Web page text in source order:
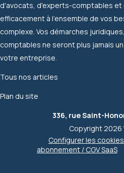
d'avocats, d'experts-comptables
efficacement à l'ensemble de vos
complexe. Vos démarches
comptables ne seront plus jamais
votre entreprise.
Tous nos articles
Plan du site
336, rue Saint-
Copyright 2026
Configurer les cookies
abonnement / CGV SaaS